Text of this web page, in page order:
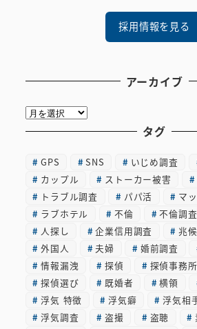
採用情報を見る
アーカイブ
ア
ー
イ
ブ
タグ
GPS SNS いじめ調査
カップル
ストーカー被害
トラブル調査
パパ活
マ
ラブホテル
不倫 不倫調査
人探し
企業信用調査 兆候
外国人
夫婦 婚前調査
情報漏洩
探偵 探偵事務所
探偵選び
既婚者 横領
浮気 特徴
浮気癖 浮気相
浮気調査
盗撮 盗聴